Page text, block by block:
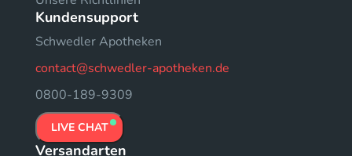
Kundensupport
Schwedler Apotheken
contact@schwedler-apotheken.de
0800-189-9309
LIVE CHAT
Versandarten